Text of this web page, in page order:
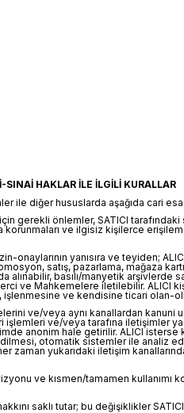
HAKLAR İLE İLGİLİ KURALLAR
ile diğer hususlarda aşağıda cari
gerekli önlemler, SATICI
ve ilgisiz kişilerce
yanısıra ve teyiden;
satış, pazarlama, mağaza
basılı/manyetik arşivlerde
ve Mahkemelere iletilebilir.
işlenmesine ve kendisine ticari
ve/veya aynı kanallardan
ve/veya tarafına
anonim hale getirilir. ALICI
otomatik sistemler ile analiz
yukarıdaki iletişim
ve kısmen/tamamen kullanımı
saklı tutar; bu değişiklikler